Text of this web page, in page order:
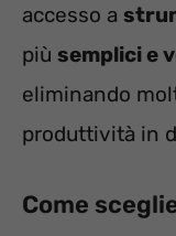
accesso a
più semplici e
eliminando
produttività in
Come